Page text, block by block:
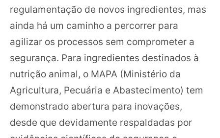
regulamentação de novos ingredientes, mas
ainda há um caminho a percorrer para
agilizar os processos sem comprometer a
segurança. Para ingredientes destinados à
nutrição animal, o MAPA (Ministério da
Agricultura, Pecuária e Abastecimento) tem
demonstrado abertura para inovações,
desde que devidamente respaldadas por